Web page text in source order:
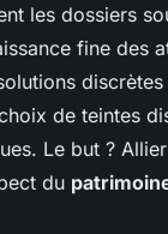
les dossiers
fine des
de teintes
Le but ?
du